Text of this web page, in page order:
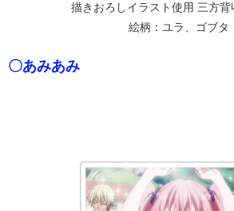
描きおろしイラスト使用 三方背
絵柄：ユラ、ゴブタ
〇あみあみ